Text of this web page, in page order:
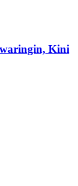
Kini